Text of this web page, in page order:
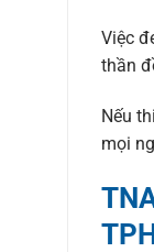
Việc
thần
Nếu
mọi